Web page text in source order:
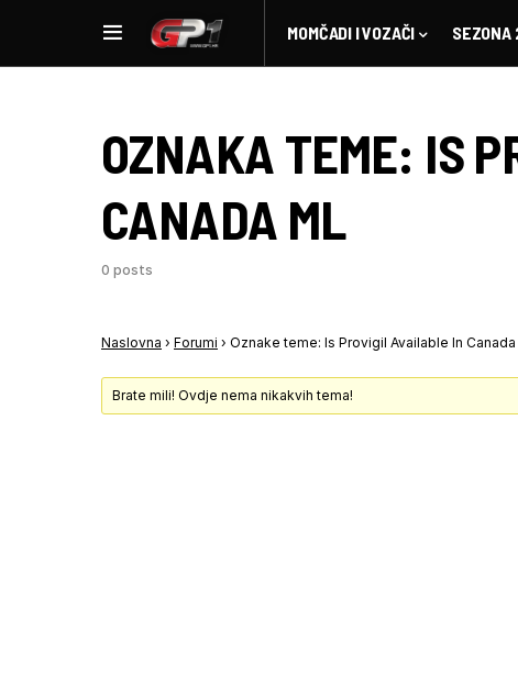
MOMČADI I VOZAČI
OZNAKA TEME: IS
CANADA ML
0 posts
Naslovna › Forumi › Oznake teme: Is Provigil Available In Canada
Brate mili! Ovdje nema nikakvih tema!